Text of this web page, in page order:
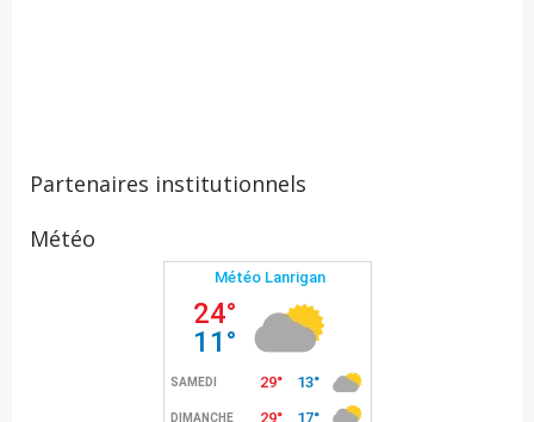
Partenaires institutionnels
Météo